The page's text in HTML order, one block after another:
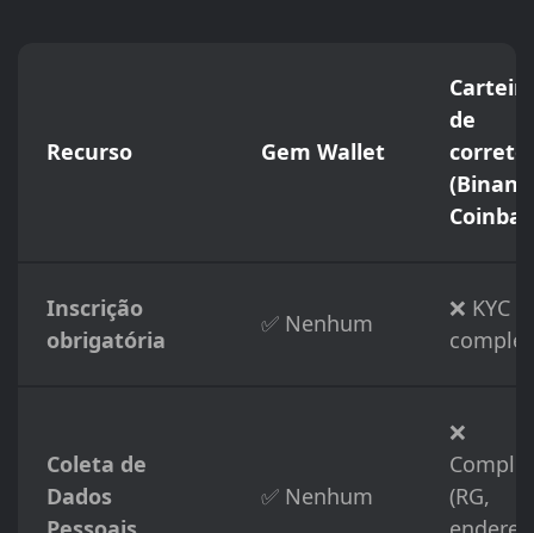
Recurso Gem Wallet
de
Inscrição
obrigatória
✅ Nenhum
❌ KYC
Coleta de
Dados
✅ Nenhum
❌
(RG,